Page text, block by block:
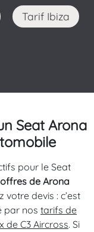
Tarif Ibiza
Seat Arona
pour le Seat
offres de Arona
devis : c’est
par nos tarifs de
de C3 Aircross. Si